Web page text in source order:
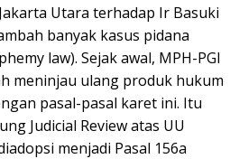
Utara terhadap Ir Basuki
banyak kasus pidana
law). Sejak awal, MPH-PGI
meninjau ulang produk hukum
pasal-pasal karet ini. Itu
Judicial Review atas UU
menjadi Pasal 156a